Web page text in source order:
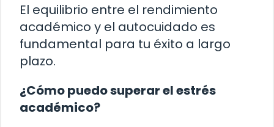
El equilibrio entre el rendimiento
académico y el autocuidado es
fundamental para tu éxito a largo
plazo.
¿Cómo puedo superar el estrés
académico?